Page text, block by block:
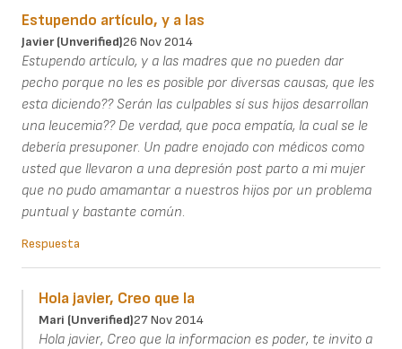
Estupendo artículo, y a las
Javier (unverified)26 Nov 2014
Estupendo artículo, y a las madres que no pueden dar
pecho porque no les es posible por diversas causas, que les
esta diciendo?? Serán las culpables sí sus hijos desarrollan
una leucemia?? De verdad, que poca empatía, la cual se le
debería presuponer. Un padre enojado con médicos como
usted que llevaron a una depresión post parto a mi mujer
que no pudo amamantar a nuestros hijos por un problema
puntual y bastante común.
Respuesta
Hola javier, Creo que la
Mari (unverified)27 Nov 2014
Hola javier, Creo que la informacion es poder, te invito a